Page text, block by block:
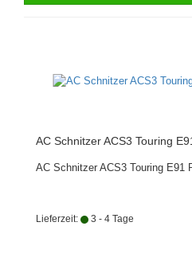
AC Schnitzer ACS3 Touring
AC Schnitzer ACS3 Touring E91
Lieferzeit: 3 - 4 Tage